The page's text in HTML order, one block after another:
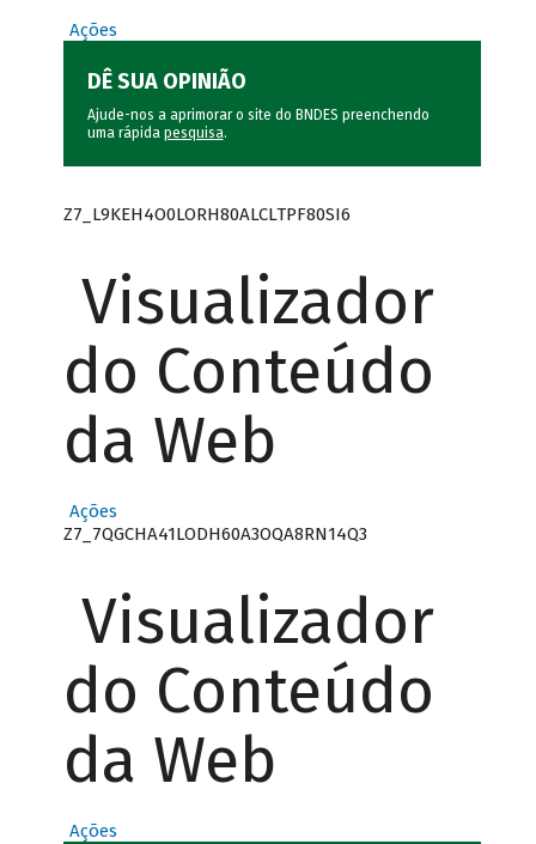
Ações
DÊ SUA OPINIÃO
Ajude-nos a aprimorar o site do BNDES preenchendo
uma rápida pesquisa.
Z7_L9KEH4O0LORH80ALCLTPF80SI6
Visualizador
do Conteúdo
da Web
Ações
Z7_7QGCHA41LODH60A3OQA8RN14Q3
Visualizador
do Conteúdo
da Web
Ações